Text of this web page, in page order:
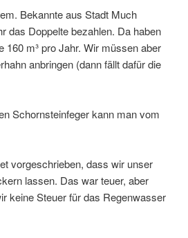
Bekannte aus Stadt Much
das Doppelte bezahlen. Da haben
m³ pro Jahr. Wir müssen aber
anbringen (dann fällt dafür die
Schornsteinfeger kann man vom
vorgeschrieben, dass wir unser
lassen. Das war teuer, aber
keine Steuer für das Regenwasser